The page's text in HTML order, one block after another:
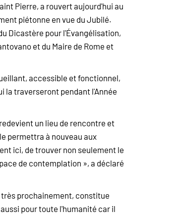
Pierre, a rouvert aujourd'hui au
piétonne en vue du Jubilé.
Dicastère pour l'Évangélisation,
et du Maire de Rome et
accessible et fonctionnel,
la traverseront pendant l'Année
un lieu de rencontre et
permettra à nouveau aux
ici, de trouver non seulement le
de contemplation », a déclaré
très prochainement, constitue
pour toute l'humanité car il